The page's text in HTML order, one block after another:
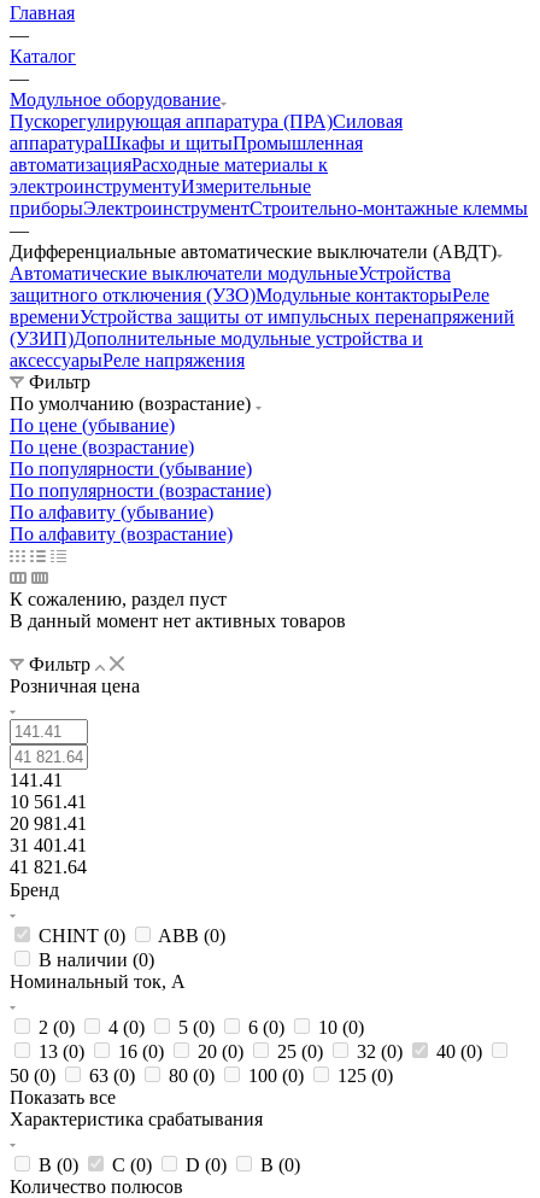
Главная
—
Каталог
—
Модульное оборудование
Пускорегулирующая аппаратура (ПРА)Силовая
аппаратураШкафы и щитыПромышленная
автоматизацияРасходные материалы к
электроинструментуИзмерительные
приборыЭлектроинструментСтроительно-монтажные клеммы
—
Дифференциальные автоматические выключатели (АВДТ)
Автоматические выключатели модульныеУстройства
защитного отключения (УЗО)Модульные контакторыРеле
времениУстройства защиты от импульсных перенапряжений
(УЗИП)Дополнительные модульные устройства и
аксессуарыРеле напряжения
Фильтр
По умолчанию (возрастание)
По цене (убывание)
По цене (возрастание)
По популярности (убывание)
По популярности (возрастание)
По алфавиту (убывание)
По алфавиту (возрастание)
К сожалению, раздел пуст
В данный момент нет активных товаров
Фильтр
Розничная цена
141.41
10 561.41
20 981.41
31 401.41
41 821.64
Бренд
CHINT (0) ABB (0)
В наличии (0)
Номинальный ток, А
2 (0) 4 (0) 5 (0) 6 (0) 10 (0)
13 (0) 16 (0) 20 (0) 25 (0) 32 (0) 40 (0)
50 (0) 63 (0) 80 (0) 100 (0) 125 (0)
Показать все
Характеристика срабатывания
B (0) C (0) D (0) В (0)
Количество полюсов